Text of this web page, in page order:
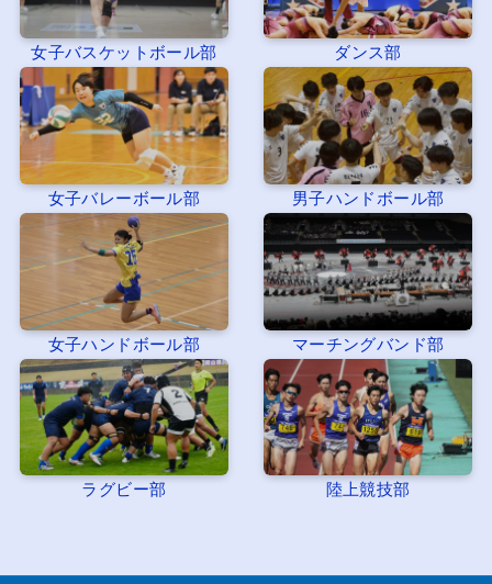
女子バスケットボール部 ダンス部
女子バレーボール部 男子ハンドボール部
女子ハンドボール部 マーチングバンド部
ラグビー部 陸上競技部